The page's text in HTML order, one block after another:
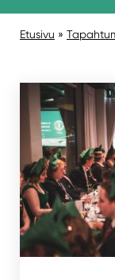
Etusivu »